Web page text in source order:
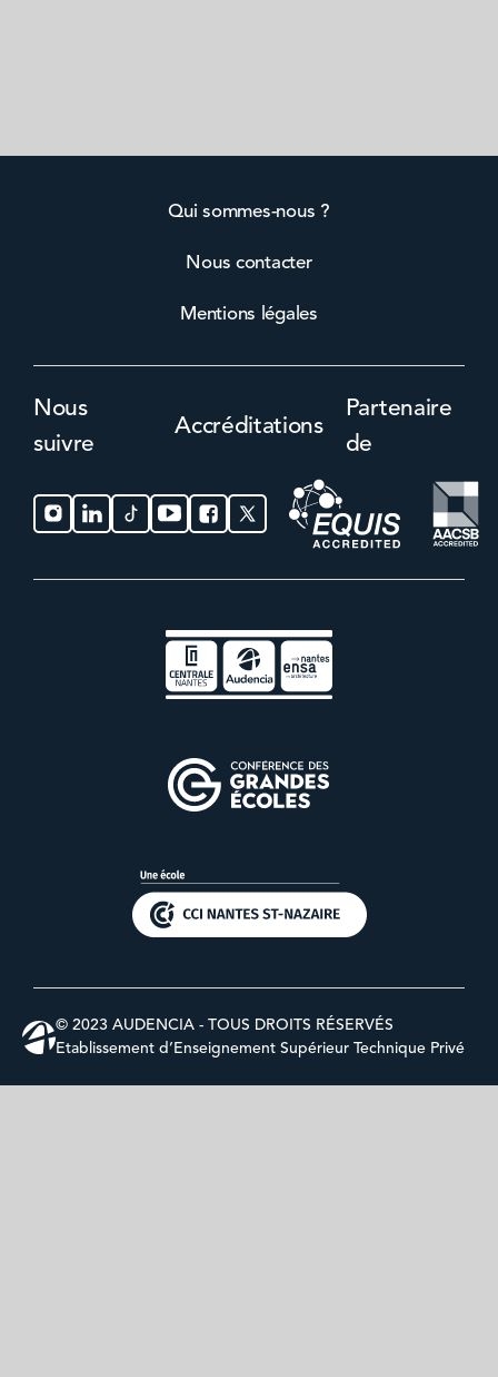
Qui sommes-nous ?
Nous contacter
Mentions légales
Nous
suivre
Accréditations
Partenaire
de
© 2023 AUDENCIA - TOUS DROITS RÉSERVÉS
Etablissement d’Enseignement Supérieur Technique Privé